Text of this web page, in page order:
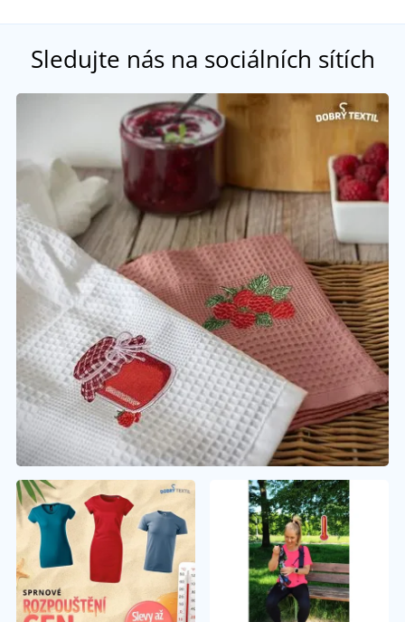
Sledujte nás na sociálních sítích